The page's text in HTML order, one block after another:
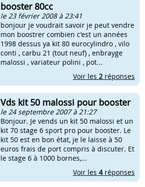
booster 80cc
le 23 février 2008 à 23:41
bonjour je voudrait savoir je peut vendre
mon boostrer combien c'est un années
1998 dessus ya kit 80 eurocylindro , vilo
conti , carbu 21 (tout neuf) , enbrayge
malossi , variateur polini , pot...
Voir les 2 réponses
Vds kit 50 malossi pour booster
le 24 septembre 2007 à 21:27
Bonjour. Je vends un kit 50 malossi et un
kit 70 stage 6 sport pro pour booster. Le
kit 50 est en bon état, je le laisse à 50
euros frais de port compris à discuter. Et
le stage 6 à 1000 bornes,...
Voir les 4réponses